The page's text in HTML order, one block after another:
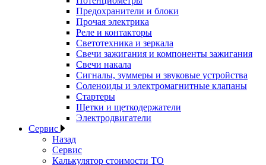
Предохранители и блоки
Прочая электрика
Реле и контакторы
Светотехника и зеркала
Свечи зажигания и компоненты зажигания
Свечи накала
Сигналы, зуммеры и звуковые устройства
Соленоиды и электромагнитные клапаны
Стартеры
Щетки и щеткодержатели
Электродвигатели
Сервис
Назад
Сервис
Калькулятор стоимости ТО